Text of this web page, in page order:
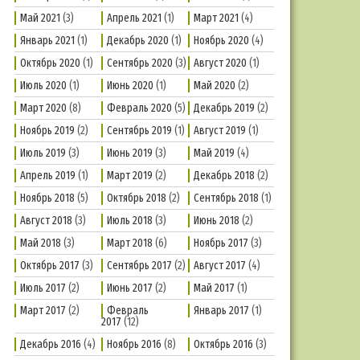
Май 2021 (3) Апрель 2021 (1) Март 2021 (4)
Январь 2021 (1) Декабрь 2020 (1) Ноябрь 2020 (4)
Октябрь 2020 (1) Сентябрь 2020 (3) Август 2020 (1)
Июль 2020 (1) Июнь 2020 (1) Май 2020 (2)
Март 2020 (8) Февраль 2020 (5) Декабрь 2019 (2)
Ноябрь 2019 (2) Сентябрь 2019 (1) Август 2019 (1)
Июль 2019 (3) Июнь 2019 (3) Май 2019 (4)
Апрель 2019 (1) Март 2019 (2) Декабрь 2018 (2)
Ноябрь 2018 (5) Октябрь 2018 (2) Сентябрь 2018 (1)
Август 2018 (3) Июль 2018 (3) Июнь 2018 (2)
Май 2018 (3) Март 2018 (6) Ноябрь 2017 (3)
Октябрь 2017 (3) Сентябрь 2017 (2) Август 2017 (4)
Июль 2017 (2) Июнь 2017 (2) Май 2017 (1)
Март 2017 (2)
Февраль
2017 (12)
Январь 2017 (1)
Декабрь 2016 (4) Ноябрь 2016 (8) Октябрь 2016 (3)